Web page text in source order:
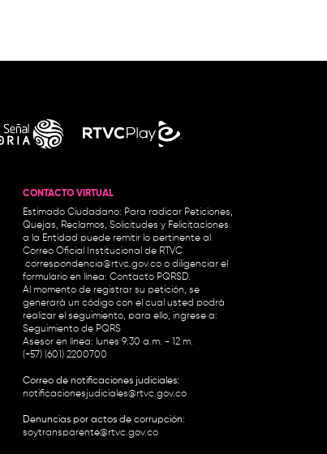
CONTACTO VIRTUAL
Estimado Ciudadano: Para radicar Peticiones,
Quejas, Reclamos, Solicitudes y Felicitaciones
a la Entidad puede remitir lo pertinente al
Correo Oficial Institucional de RTVC
correspondencia@rtvc.gov.co o diligenciar el
formulario en línea: Contacto PQRSD.
Al momento de registrar su petición, se
generará un código con el cual usted podrá
realizar el seguimiento, para ello, ingrese a:
Seguimiento de PQRS
Asesor en línea: lunes 9:30 a.m. - 12 m.
(+57) (601) 2200700
Correo de notificaciones judiciales:
notificacionesjudiciales@rtvc.gov.co
Denuncias por actos de corrupción:
soytransparente@rtvc.gov.co